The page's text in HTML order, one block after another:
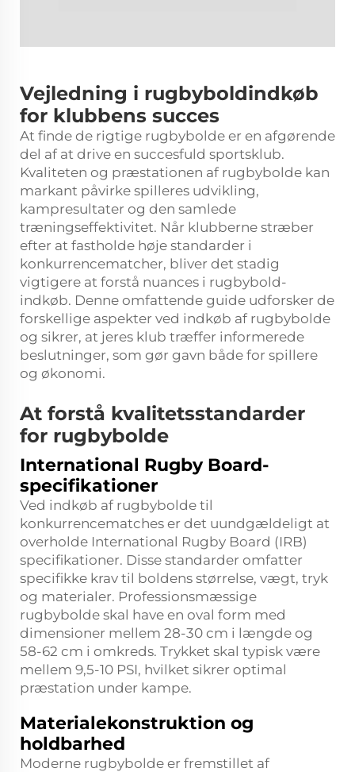
Vejledning i rugbyboldindkøb
for klubbens succes
At finde de rigtige rugbybolde er en afgørende
del af at drive en succesfuld sportsklub.
Kvaliteten og præstationen af rugbybolde kan
markant påvirke spilleres udvikling,
kampresultater og den samlede
træningseffektivitet. Når klubberne stræber
efter at fastholde høje standarder i
konkurrencematcher, bliver det stadig
vigtigere at forstå nuances i rugbybold-
indkøb. Denne omfattende guide udforsker de
forskellige aspekter ved indkøb af rugbybolde
og sikrer, at jeres klub træffer informerede
beslutninger, som gør gavn både for spillere
og økonomi.
At forstå kvalitetsstandarder
for rugbybolde
International Rugby Board-
specifikationer
Ved indkøb af rugbybolde til
konkurrencematches er det uundgældeligt at
overholde International Rugby Board (IRB)
specifikationer. Disse standarder omfatter
specifikke krav til boldens størrelse, vægt, tryk
og materialer. Professionsmæssige
rugbybolde skal have en oval form med
dimensioner mellem 28-30 cm i længde og
58-62 cm i omkreds. Trykket skal typisk være
mellem 9,5-10 PSI, hvilket sikrer optimal
præstation under kampe.
Materialekonstruktion og
holdbarhed
Moderne rugbybolde er fremstillet af